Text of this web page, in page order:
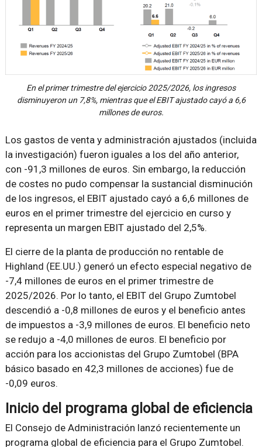
En el primer trimestre del ejercicio 2025/2026, los ingresos
disminuyeron un 7,8%, mientras que el EBIT ajustado cayó a 6,6
millones de euros.
Los gastos de venta y administración ajustados (incluida
la investigación) fueron iguales a los del año anterior,
con -91,3 millones de euros. Sin embargo, la reducción
de costes no pudo compensar la sustancial disminución
de los ingresos, el EBIT ajustado cayó a 6,6 millones de
euros en el primer trimestre del ejercicio en curso y
representa un margen EBIT ajustado del 2,5%.
El cierre de la planta de producción no rentable de
Highland (EE.UU.) generó un efecto especial negativo de
-7,4 millones de euros en el primer trimestre de
2025/2026. Por lo tanto, el EBIT del Grupo Zumtobel
descendió a -0,8 millones de euros y el beneficio antes
de impuestos a -3,9 millones de euros. El beneficio neto
se redujo a -4,0 millones de euros. El beneficio por
acción para los accionistas del Grupo Zumtobel (BPA
básico basado en 42,3 millones de acciones) fue de
-0,09 euros.
Inicio del programa global de eficiencia
El Consejo de Administración lanzó recientemente un
programa global de eficiencia para el Grupo Zumtobel.